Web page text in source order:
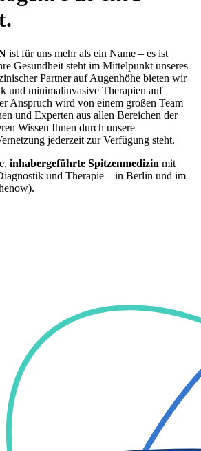
ist für uns mehr als ein Name – es ist
Gesundheit steht im Mittelpunkt unseres
Partner auf Augenhöhe bieten wir
und minimalinvasive Therapien auf
Anspruch wird von einem großen Team
und Experten aus allen Bereichen der
Wissen Ihnen durch unsere
jederzeit zur Verfügung steht.
inhabergeführte Spitzenmedizin mit
und Therapie – in Berlin und im